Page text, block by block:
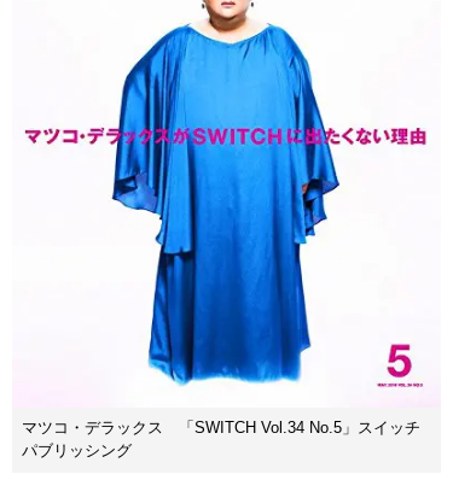
マツコ・デラックス 「SWITCH Vol.34 No.5」スイッチ
パブリッシング